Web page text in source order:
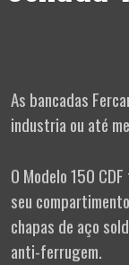
As bancadas
industria ou até
O Modelo 150
seu
chapas de aço
anti-ferrugem.